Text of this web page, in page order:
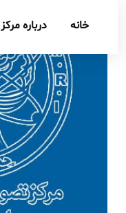
خانه درباره مرکز